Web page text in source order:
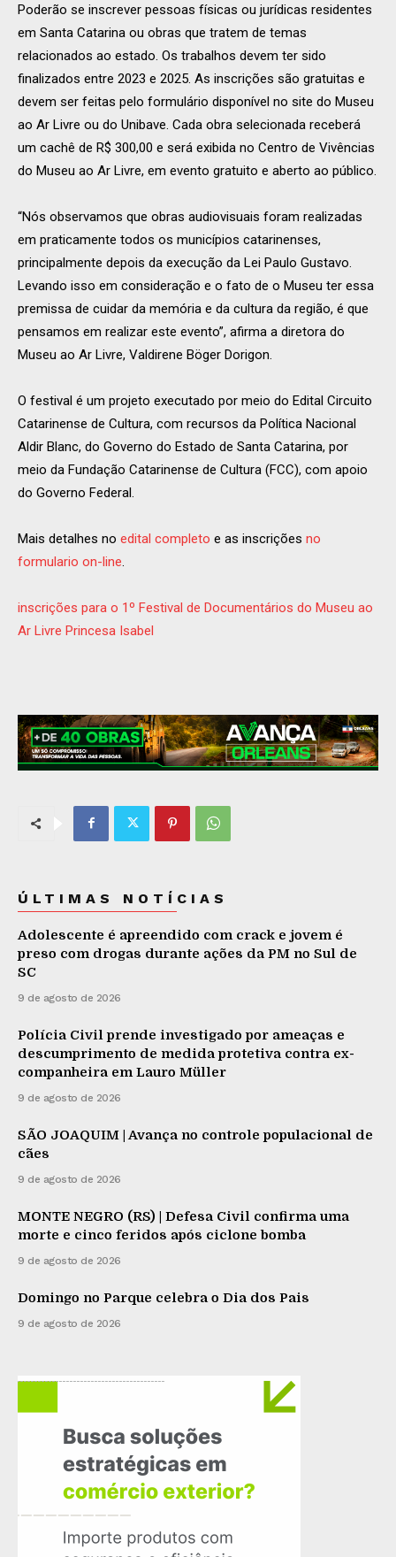
Poderão se inscrever pessoas físicas ou jurídicas residentes
em Santa Catarina ou obras que tratem de temas
relacionados ao estado. Os trabalhos devem ter sido
finalizados entre 2023 e 2025. As inscrições são gratuitas e
devem ser feitas pelo formulário disponível no site do Museu
ao Ar Livre ou do Unibave. Cada obra selecionada receberá
um cachê de R$ 300,00 e será exibida no Centro de Vivências
do Museu ao Ar Livre, em evento gratuito e aberto ao público.
“Nós observamos que obras audiovisuais foram realizadas
em praticamente todos os municípios catarinenses,
principalmente depois da execução da Lei Paulo Gustavo.
Levando isso em consideração e o fato de o Museu ter essa
premissa de cuidar da memória e da cultura da região, é que
pensamos em realizar este evento”, afirma a diretora do
Museu ao Ar Livre, Valdirene Böger Dorigon.
O festival é um projeto executado por meio do Edital Circuito
Catarinense de Cultura, com recursos da Política Nacional
Aldir Blanc, do Governo do Estado de Santa Catarina, por
meio da Fundação Catarinense de Cultura (FCC), com apoio
do Governo Federal.
Mais detalhes no edital completo e as inscrições no
formulario on-line.
inscrições para o 1º Festival de Documentários do Museu ao
Ar Livre Princesa Isabel
ÚLTIMAS NOTÍCIAS
Adolescente é apreendido com crack e jovem é
preso com drogas durante ações da PM no Sul de
SC
9 de agosto de 2026
Polícia Civil prende investigado por ameaças e
descumprimento de medida protetiva contra ex-
companheira em Lauro Müller
9 de agosto de 2026
SÃO JOAQUIM | Avança no controle populacional de
cães
9 de agosto de 2026
MONTE NEGRO (RS) | Defesa Civil confirma uma
morte e cinco feridos após ciclone bomba
9 de agosto de 2026
Domingo no Parque celebra o Dia dos Pais
9 de agosto de 2026